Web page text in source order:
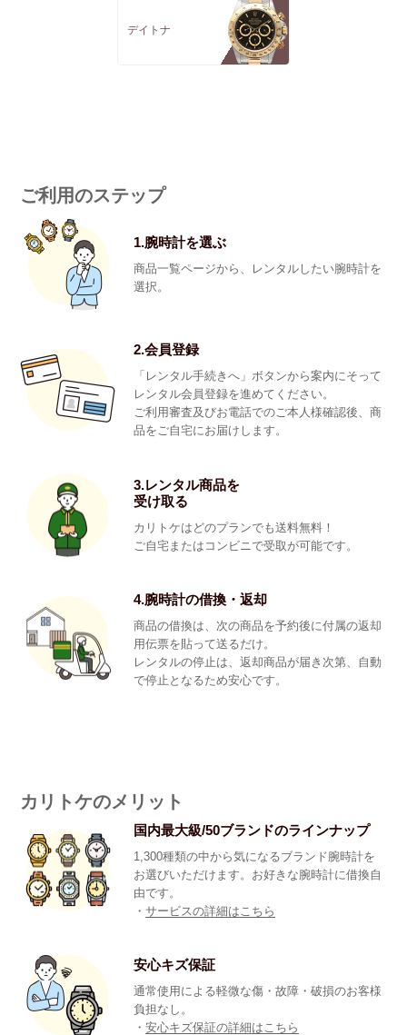
デイトナ
ご利用のステップ
1.腕時計を選ぶ
商品一覧ページから、レンタルしたい腕時計を
選択。
2.会員登録
「レンタル手続きへ」ボタンから案内にそって
レンタル会員登録を進めてください。
ご利用審査及びお電話でのご本人様確認後、商
品をご自宅にお届けします。
3.レンタル商品を
受け取る
カリトケはどのプランでも送料無料！
ご自宅またはコンビニで受取が可能です。
4.腕時計の借換・返却
商品の借換は、次の商品を予約後に付属の返却
用伝票を貼って送るだけ。
レンタルの停止は、返却商品が届き次第、自動
で停止となるため安心です。
カリトケのメリット
国内最大級/50ブランドのラインナップ
1,300種類の中から気になるブランド腕時計を
お選びいただけます。お好きな腕時計に借換自
由です。
・サービスの詳細はこちら
安心キズ保証
通常使用による軽微な傷・故障・破損のお客様
負担なし。
・安心キズ保証の詳細はこちら